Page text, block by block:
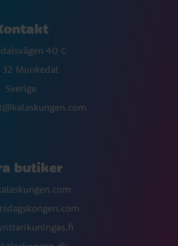
40 C
32 Munkedal
Sverige
butiker